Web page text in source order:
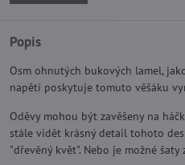
Popis
Osm ohnutých bukových lamel,
napětí poskytuje tomuto věšáku
Oděvy mohou být zavěšeny na
stále vidět krásný detail tohoto
"dřevěný květ". Nebo je možné